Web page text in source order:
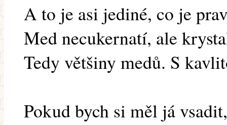
A to je asi jediné, co je
Med necukernatí, ale
Tedy většiny medů. S
Pokud bych si měl já